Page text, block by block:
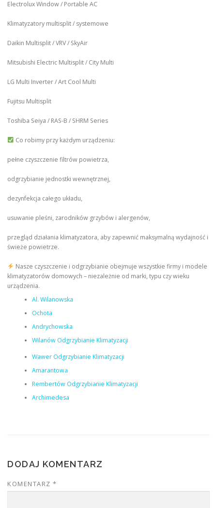
Electrolux Window / Portable AC
Klimatyzatory multisplit / systemowe
Daikin Multisplit / VRV / SkyAir
Mitsubishi Electric Multisplit / City Multi
LG Multi Inverter / Art Cool Multi
Fujitsu Multisplit
Toshiba Seiya / RAS-B / SHRM Series
Co robimy przy każdym urządzeniu:
pełne czyszczenie filtrów powietrza,
odgrzybianie jednostki wewnętrznej,
dezynfekcja całego układu,
usuwanie pleśni, zarodników grzybów i alergenów,
przegląd działania klimatyzatora, aby zapewnić maksymalną wydajność i
świeże powietrze.
Nasze czyszczenie i odgrzybianie obejmuje wszystkie firmy i modele
klimatyzatorów domowych – niezależnie od marki, typu czy wieku
urządzenia.
Al. Wilanowska
Ochota
Andrychowska
Wilanów Odgrzybianie Klimatyzacji
Wawer Odgrzybianie Klimatyzacji
Amarantowa
Rembertów Odgrzybianie Klimatyzacji
Archimedesa
DODAJ KOMENTARZ
KOMENTARZ *